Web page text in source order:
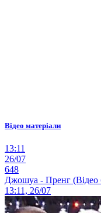
Відео матеріали
13:11
26/07
648
Джошуа - Пренг
13:11, 26/07